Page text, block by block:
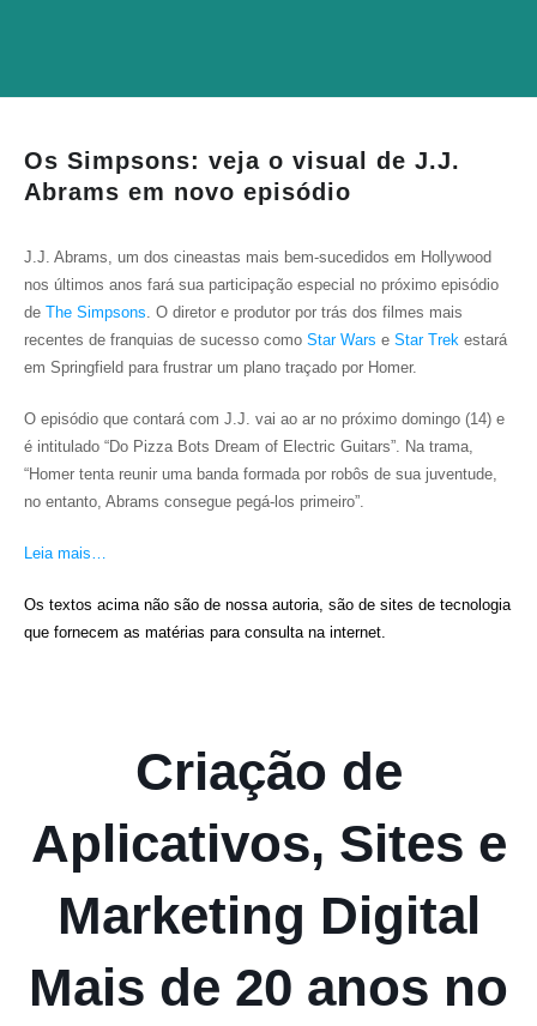
Os Simpsons: veja o visual de J.J.
Abrams em novo episódio
J.J. Abrams, um dos cineastas mais bem-sucedidos em Hollywood
nos últimos anos fará sua participação especial no próximo episódio
de The Simpsons. O diretor e produtor por trás dos filmes mais
recentes de franquias de sucesso como Star Wars e Star Trek estará
em Springfield para frustrar um plano traçado por Homer.
O episódio que contará com J.J. vai ao ar no próximo domingo (14) e
é intitulado “Do Pizza Bots Dream of Electric Guitars”. Na trama,
“Homer tenta reunir uma banda formada por robôs de sua juventude,
no entanto, Abrams consegue pegá-los primeiro”.
Leia mais…
Os textos acima não são de nossa autoria, são de sites de tecnologia
que fornecem as matérias para consulta na internet.
Criação de
Aplicativos, Sites e
Marketing Digital
Mais de 20 anos no